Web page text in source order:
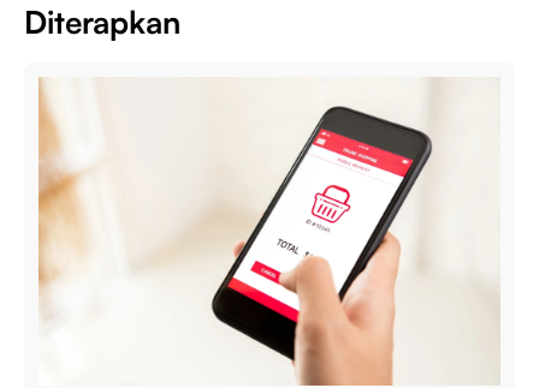
Diterapkan